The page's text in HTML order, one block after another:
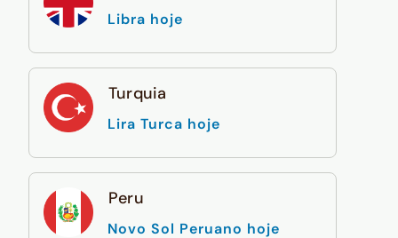
Libra hoje
Turquia
Lira Turca hoje
Peru
Novo Sol Peruano hoje